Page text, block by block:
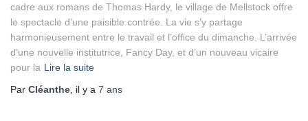
cadre aux romans de Thomas Hardy, le village de Mellstock offre
le spectacle d’une paisible contrée. La vie s’y partage
harmonieusement entre le travail et l’office du dimanche. L’arrivée
d’une nouvelle institutrice, Fancy Day, et d’un nouveau vicaire
pour la Lire la suite
Par Cléanthe , il y a 7 ans